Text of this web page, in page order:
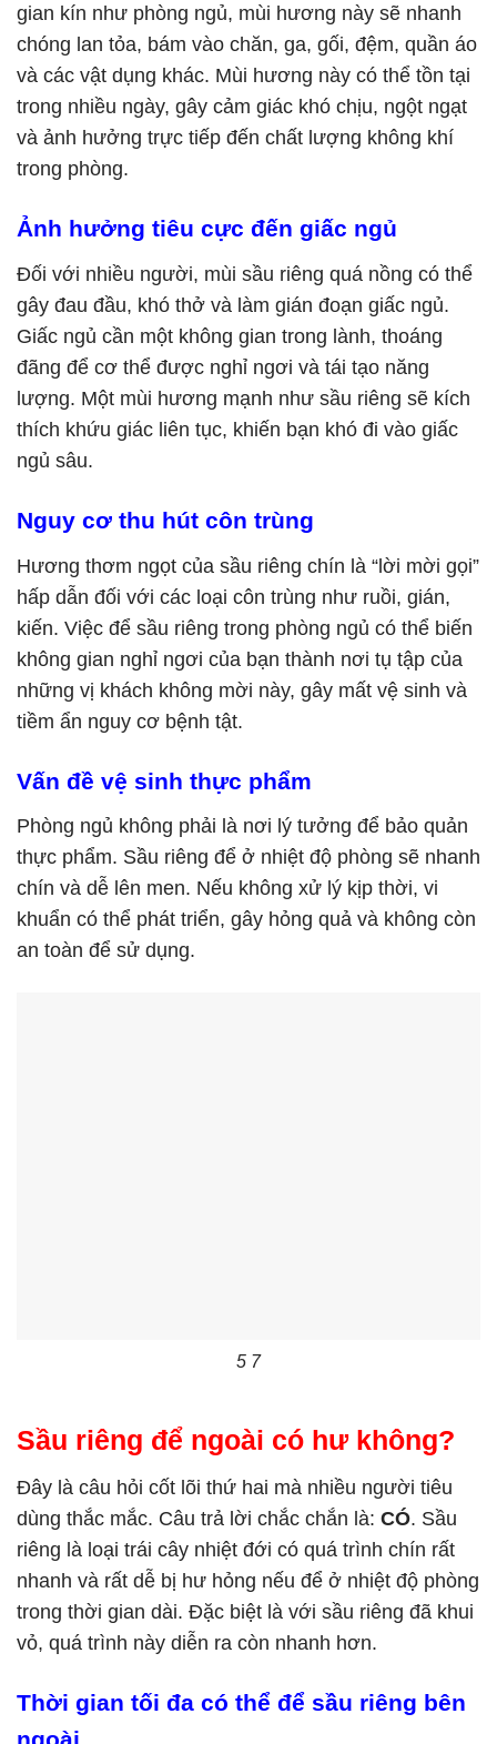
gian kín như phòng ngủ, mùi hương này sẽ nhanh
chóng lan tỏa, bám vào chăn, ga, gối, đệm, quần áo
và các vật dụng khác. Mùi hương này có thể tồn tại
trong nhiều ngày, gây cảm giác khó chịu, ngột ngạt
và ảnh hưởng trực tiếp đến chất lượng không khí
trong phòng.
Ảnh hưởng tiêu cực đến giấc ngủ
Đối với nhiều người, mùi sầu riêng quá nồng có thể
gây đau đầu, khó thở và làm gián đoạn giấc ngủ.
Giấc ngủ cần một không gian trong lành, thoáng
đãng để cơ thể được nghỉ ngơi và tái tạo năng
lượng. Một mùi hương mạnh như sầu riêng sẽ kích
thích khứu giác liên tục, khiến bạn khó đi vào giấc
ngủ sâu.
Nguy cơ thu hút côn trùng
Hương thơm ngọt của sầu riêng chín là “lời mời gọi”
hấp dẫn đối với các loại côn trùng như ruồi, gián,
kiến. Việc để sầu riêng trong phòng ngủ có thể biến
không gian nghỉ ngơi của bạn thành nơi tụ tập của
những vị khách không mời này, gây mất vệ sinh và
tiềm ẩn nguy cơ bệnh tật.
Vấn đề vệ sinh thực phẩm
Phòng ngủ không phải là nơi lý tưởng để bảo quản
thực phẩm. Sầu riêng để ở nhiệt độ phòng sẽ nhanh
chín và dễ lên men. Nếu không xử lý kịp thời, vi
khuẩn có thể phát triển, gây hỏng quả và không còn
an toàn để sử dụng.
5 7
Sầu riêng để ngoài có hư không?
Đây là câu hỏi cốt lõi thứ hai mà nhiều người tiêu
dùng thắc mắc. Câu trả lời chắc chắn là: CÓ. Sầu
riêng là loại trái cây nhiệt đới có quá trình chín rất
nhanh và rất dễ bị hư hỏng nếu để ở nhiệt độ phòng
trong thời gian dài. Đặc biệt là với sầu riêng đã khui
vỏ, quá trình này diễn ra còn nhanh hơn.
Thời gian tối đa có thể để sầu riêng bên